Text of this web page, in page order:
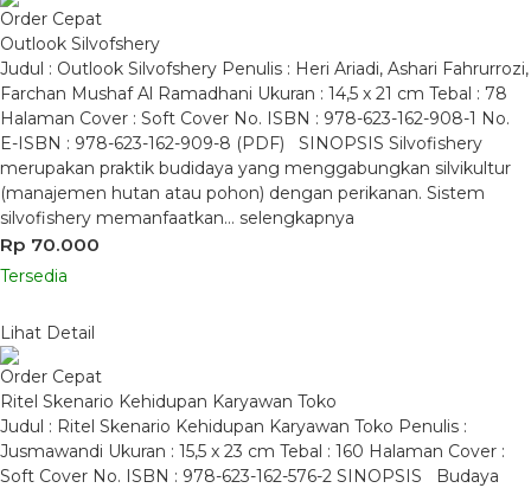
Order Cepat
Outlook Silvofshery
Judul : Outlook Silvofshery Penulis : Heri Ariadi, Ashari Fahrurrozi,
Farchan Mushaf Al Ramadhani Ukuran : 14,5 x 21 cm Tebal : 78
Halaman Cover : Soft Cover No. ISBN : 978-623-162-908-1 No.
E-ISBN : 978-623-162-909-8 (PDF) SINOPSIS Silvofishery
merupakan praktik budidaya yang menggabungkan silvikultur
(manajemen hutan atau pohon) dengan perikanan. Sistem
silvofishery memanfaatkan… selengkapnya
Rp 70.000
Tersedia
Lihat Detail
Order Cepat
Ritel Skenario Kehidupan Karyawan Toko
Judul : Ritel Skenario Kehidupan Karyawan Toko Penulis :
Jusmawandi Ukuran : 15,5 x 23 cm Tebal : 160 Halaman Cover :
Soft Cover No. ISBN : 978-623-162-576-2 SINOPSIS Budaya